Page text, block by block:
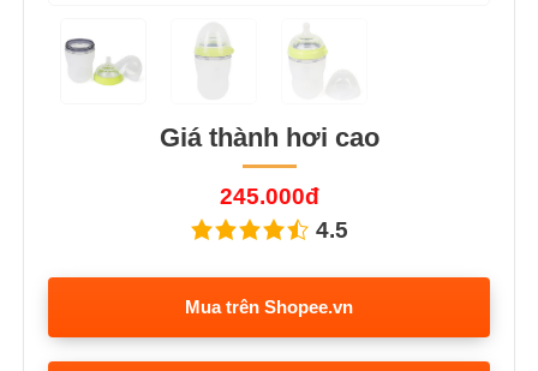
Giá thành hơi cao
245.000đ
4.5
Mua trên Shopee.vn